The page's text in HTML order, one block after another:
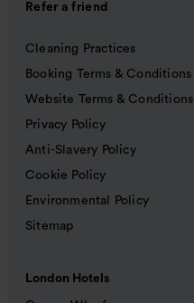
Refer a friend
Cleaning Practices
Booking Terms & Conditions
Website Terms & Conditions
Privacy Policy
Anti-Slavery Policy
Cookie Policy
Environmental Policy
Sitemap
London Hotels